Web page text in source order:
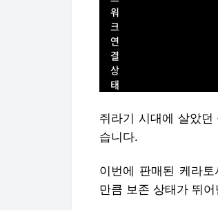
쥐라기 시대에 살았
습니다.
이번에 판매된 케라
만큼 보존 상태가 뛰